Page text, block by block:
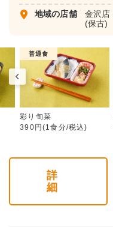
地域の店舗 金沢店
(保古)
普通食
彩り旬菜
390円(1食分/税込)
詳
細